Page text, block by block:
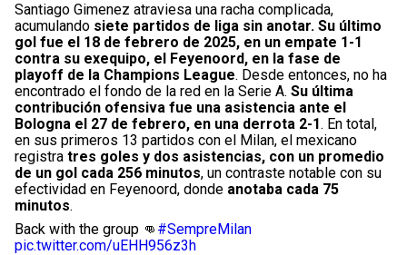
Santiago Gimenez atraviesa una racha complicada,
acumulando siete partidos de liga sin anotar. Su último
gol fue el 18 de febrero de 2025, en un empate 1-1
contra su exequipo, el Feyenoord, en la fase de
playoff de la Champions League. Desde entonces, no ha
encontrado el fondo de la red en la Serie A. Su última
contribución ofensiva fue una asistencia ante el
Bologna el 27 de febrero, en una derrota 2-1. En total,
en sus primeros 13 partidos con el Milan, el mexicano
registra tres goles y dos asistencias, con un promedio
de un gol cada 256 minutos, un contraste notable con su
efectividad en Feyenoord, donde anotaba cada 75
minutos.
Back with the group 👊 #SempreMilan
pic.twitter.com/uEHH956z3h